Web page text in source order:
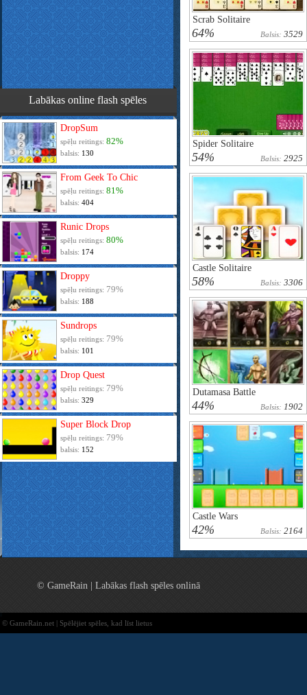
Labākas online flash spēles
DropSum
spēļu reitings: 82%
balsis: 130
From Geek To Chic
spēļu reitings: 81%
balsis: 404
Runic Drops
spēļu reitings: 80%
balsis: 174
Droppy
spēļu reitings: 79%
balsis: 188
Sundrops
spēļu reitings: 79%
balsis: 101
Drop Quest
spēļu reitings: 79%
balsis: 329
Super Block Drop
spēļu reitings: 79%
balsis: 152
Scrab Solitaire
64% Balsis: 3529
Spider Solitaire
54% Balsis: 2925
Castle Solitaire
58% Balsis: 3306
Dutamasa Battle
44% Balsis: 1902
Castle Wars
42% Balsis: 2164
© GameRain | Labākas flash spēles onlinā
© GameRain.net | Spēlējiet spēles, kad līst lietus